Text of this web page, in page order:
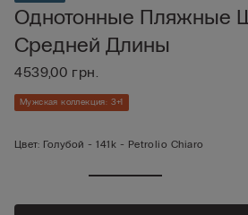
Однотонные Пляжные
Средней Длины
4539,00 грн.
Мужская коллекция: 3+1
Цвет: Голубой -141k - Petrolio Chiaro